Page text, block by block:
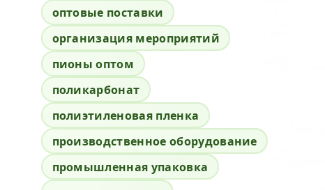
оптовые поставки
организация мероприятий
пионы оптом
поликарбонат
полиэтиленовая пленка
производственное оборудование
промышленная упаковка